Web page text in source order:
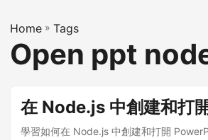
Home » Tags
Open ppt
在 Node.js 中創建和打
學習如何在 Node.js 中創建和打開